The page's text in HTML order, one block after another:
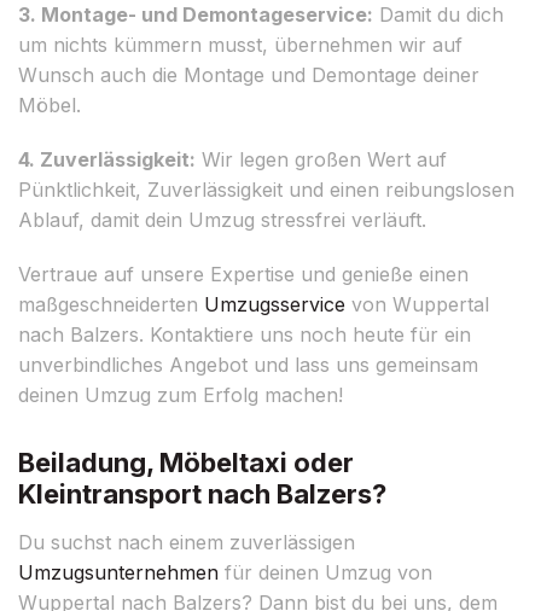
3. Montage- und Demontageservice: Damit du dich
um nichts kümmern musst, übernehmen wir auf
Wunsch auch die Montage und Demontage deiner
Möbel.
4. Zuverlässigkeit: Wir legen großen Wert auf
Pünktlichkeit, Zuverlässigkeit und einen reibungslosen
Ablauf, damit dein Umzug stressfrei verläuft.
Vertraue auf unsere Expertise und genieße einen
maßgeschneiderten Umzugsservice von Wuppertal
nach Balzers. Kontaktiere uns noch heute für ein
unverbindliches Angebot und lass uns gemeinsam
deinen Umzug zum Erfolg machen!
Beiladung, Möbeltaxi oder
Kleintransport nach Balzers?
Du suchst nach einem zuverlässigen
Umzugsunternehmen für deinen Umzug von
Wuppertal nach Balzers? Dann bist du bei uns, dem